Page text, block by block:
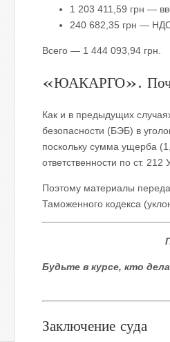
1 203 411,59 грн —
240 682,35 грн —
Всего — 1 444 093,94 грн.
«ЮАКАРГО».
Как и в предыдущих
безопасности (БЭБ) в
поскольку сумма ущерба
ответственности по ст.
Поэтому материалы
Таможенного кодекса
Будьте в курсе, кто
Заключение суда